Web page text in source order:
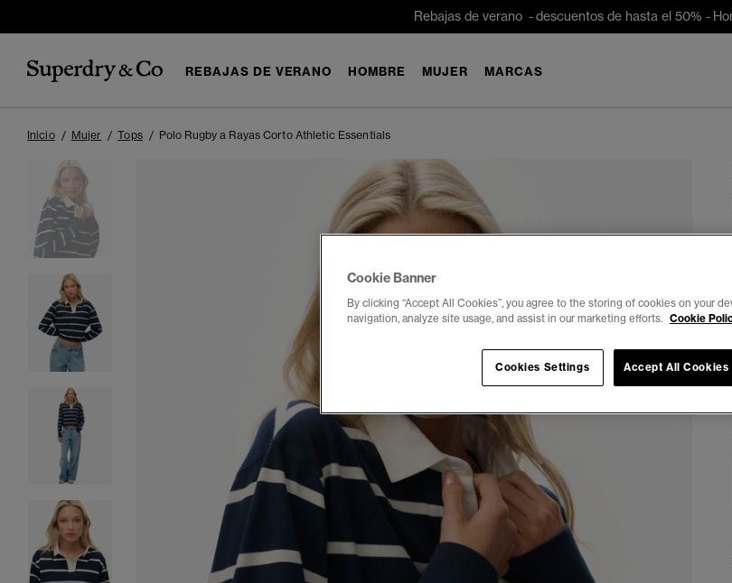
Rebajas de verano - descuentos de hasta el 50% -
REBAJAS DE VERANO HOMBRE MUJER MARCAS
Inicio Mujer Tops Polo Rugby a Rayas Corto Athletic Essentials
Cookie Banner
By clicking “Accept All Cookies”, you agree to the storing of cookies on your
navigation, analyze site usage, and assist in our marketing efforts. Cookie
Accept All Cookies
Cookies Settings